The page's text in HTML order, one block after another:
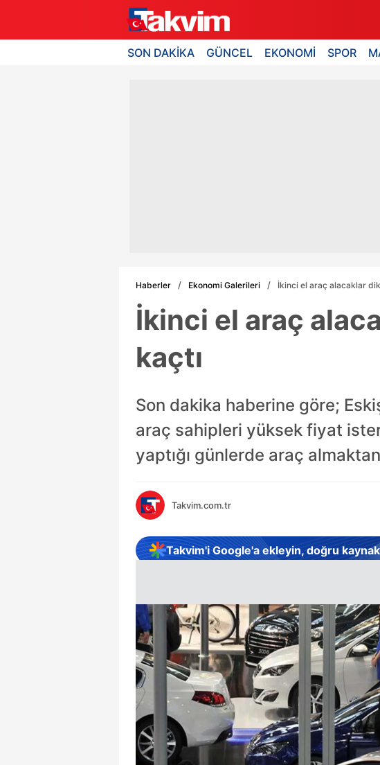
SON DAKİKA GÜNCEL EKONOMİ SPOR
Haberler Ekonomi Galerileri İkinci el araç alacaklar
İkinci el araç
kaçtı
Son dakika haberine göre;
araç sahipleri yüksek fiyat
yaptığı günlerde araç almaktan
Takvim.com.tr
Takvim'i Google'a ekleyin, doğru